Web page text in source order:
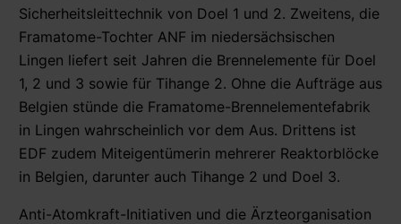
Sicherheitsleittechnik von Doel 1 und 2. Zweitens, die
Framatome-Tochter ANF im niedersächsischen
Lingen liefert seit Jahren die Brennelemente für Doel
1, 2 und 3 sowie für Tihange 2. Ohne die Aufträge aus
Belgien stünde die Framatome-Brennelementefabrik
in Lingen wahrscheinlich vor dem Aus. Drittens ist
EDF zudem Miteigentümerin mehrerer Reaktorblöcke
in Belgien, darunter auch Tihange 2 und Doel 3.
Anti-Atomkraft-Initiativen und die Ärzteorganisation